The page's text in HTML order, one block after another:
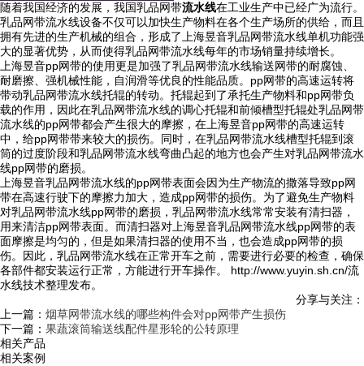
随着我国经济的发展，我国乳品网带流水线在工业生产中已经广为流行。
乳品网带流水线设备不仅可以加快生产物料在各个生产场所的供给，而且
拥有先进的生产机械的组合，形成了上海昱音乳品网带流水线单机功能强
大的显著优势，从而使得乳品网带流水线每年的市场销量持续增长。
上海昱音pp网带的使用更是加强了乳品网带流水线输送网带的耐腐蚀、
耐磨擦、强机械性能，自润滑等优良的性能品质。pp网带的高速运转将
带动乳品网带流水线托辊的转动。托辊起到了承托生产物料和pp网带负
载的作用，因此在乳品网带流水线的调心托辊和前倾槽型托辊处乳品网带
流水线的pp网带都会产生很大的摩擦，在上海昱音pp网带的高速运转
中，给pp网带带来较大的损伤。同时，在乳品网带流水线槽型托辊到滚
筒的过度阶段和乳品网带流水线弯曲凸起的地方也会产生对乳品网带流水
线pp网带的磨损。
上海昱音乳品网带流水线的pp网带表面会因为生产物流的撒落导致pp网
带在高速行驶下的摩擦力加大，造成pp网带的损伤。为了避免生产物料
对乳品网带流水线pp网带的磨损，乳品网带流水线常常安装有清扫器，
用来清洁pp网带表面。而清扫器对上海昱音乳品网带流水线pp网带的表
面摩擦是均匀的，但是如果清扫器的使用不当，也会造成pp网带的损
伤。因此，乳品网带流水线在正常开车之前，需要进行必要的检查，确保
各部件都安装运行正常，方能进行开车操作。 http://www.yuyin.sh.cn/流
水线技术整理发布。
分享与关注：
上一篇： 烟草网带流水线的哪些构件会对pp网带产生损伤
下一篇： 果蔬滚筒输送线配件星形轮的公转原理
相关产品
相关案例